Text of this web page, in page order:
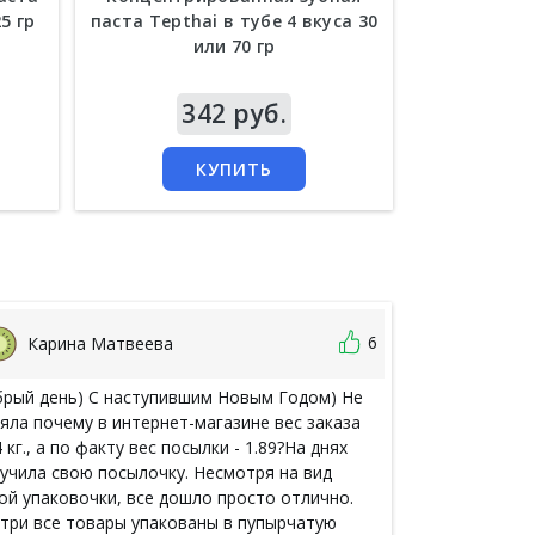
гр
паста Tepthai в тубе 4 вкуса 30
или 70 гр
342 руб.
КУПИТЬ
Карина Матвеева 6
день) С наступившим Новым Годом) Не
почему в интернет-магазине вес заказа
кг., а по факту вес посылки - 1.89?На днях
свою посылочку. Несмотря на вид
упаковочки, все дошло просто отлично.
все товары упакованы в пупырчатую